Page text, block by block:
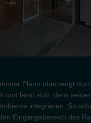
unterschiedliche
werden von Drittparteien
Einwilligung jederzeit
Website ändern
Plano überzeugt
und lässt sich, dank
integrieren. So
Eingangsbereich des